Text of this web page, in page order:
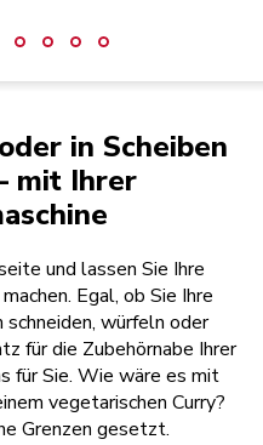
in Scheiben
mit Ihrer
und lassen Sie Ihre
Egal, ob Sie Ihre
schneiden, würfeln oder
für die Zubehörnabe Ihrer
für Sie. Wie wäre es mit
vegetarischen Curry?
Grenzen gesetzt.